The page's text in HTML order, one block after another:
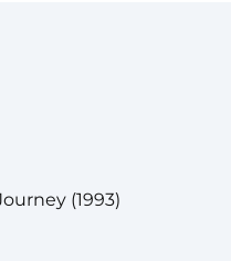
(1993)